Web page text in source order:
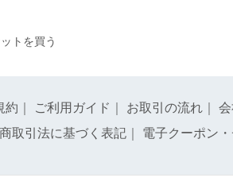
トを買う
約 ご利用ガイド お取引の流れ
取引法に基づく表記 電子クーポン